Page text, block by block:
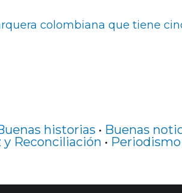
colombiana que tiene
historias • Buenas
y Reconciliación •